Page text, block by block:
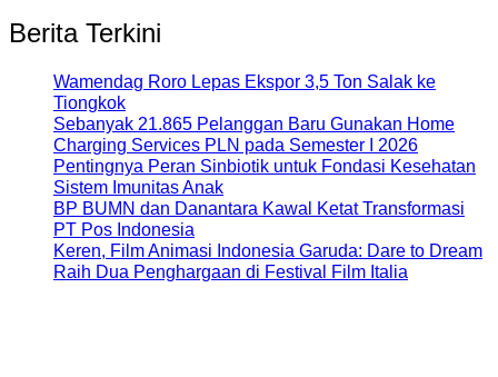
Berita Terkini
Wamendag Roro Lepas Ekspor 3,5 Ton Salak ke
Tiongkok
Sebanyak 21.865 Pelanggan Baru Gunakan Home
Charging Services PLN pada Semester I 2026
Pentingnya Peran Sinbiotik untuk Fondasi Kesehatan
Sistem Imunitas Anak
BP BUMN dan Danantara Kawal Ketat Transformasi
PT Pos Indonesia
Keren, Film Animasi Indonesia Garuda: Dare to Dream
Raih Dua Penghargaan di Festival Film Italia